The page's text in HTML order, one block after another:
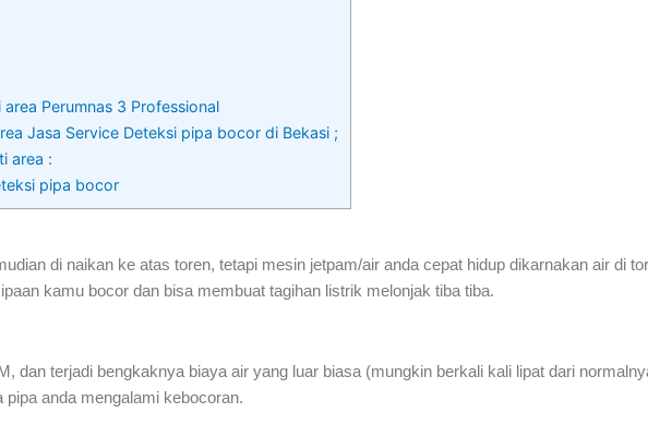
Perumnas 3 Professional
Jasa Service Deteksi pipa bocor di Bekasi ;
area :
pipa bocor
di naikan ke atas toren, tetapi mesin jetpam/air anda cepat hidup dikarnakan air di
kamu bocor dan bisa membuat tagihan listrik melonjak tiba tiba.
dan terjadi bengkaknya biaya air yang luar biasa (mungkin berkali kali lipat dari
anda mengalami kebocoran.